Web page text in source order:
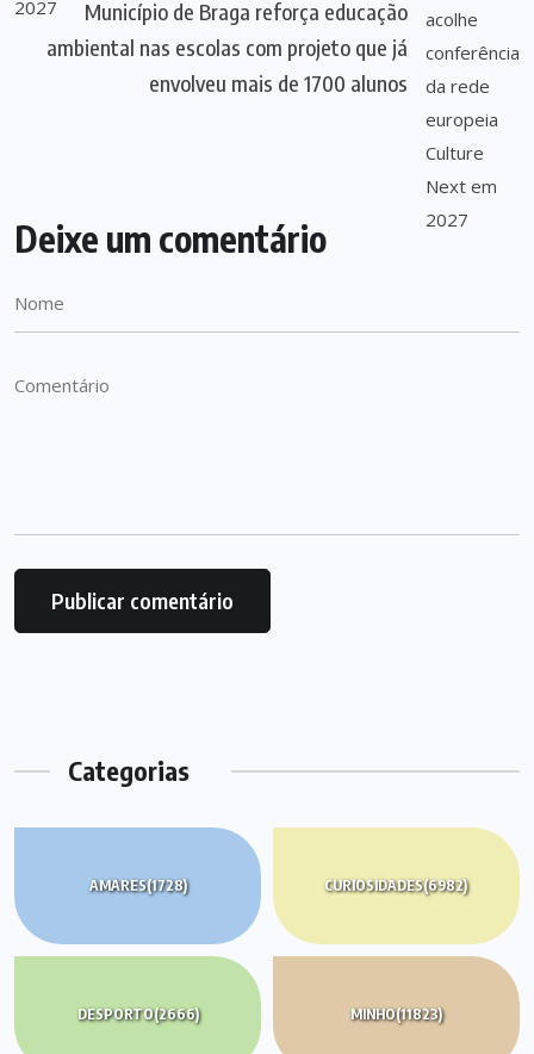
Município de Braga reforça educação
ambiental nas escolas com projeto que já
envolveu mais de 1700 alunos
Deixe um comentário
Categorias
AMARES(1728) CURIOSIDADES(6982)
DESPORTO(2666) MINHO(11823)